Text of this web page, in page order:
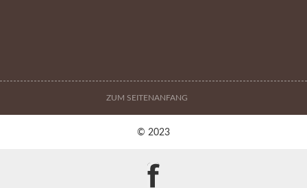
ZUM SEITENANFANG
© 2023